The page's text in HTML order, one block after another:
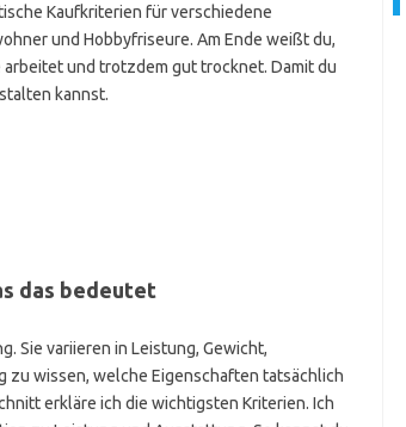
Kaufkriterien für verschiedene
und Hobbyfriseure. Am Ende weißt du,
und trotzdem gut trocknet. Damit du
kannst.
das bedeutet
Sie variieren in Leistung, Gewicht,
zu wissen, welche Eigenschaften tatsächlich
erkläre ich die wichtigsten Kriterien. Ich